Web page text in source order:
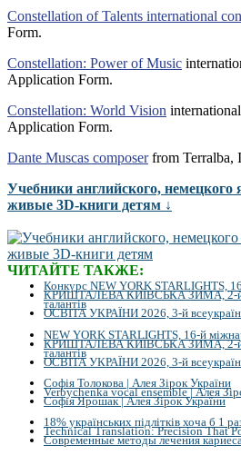
Constellation of Talents international
Form.
Constellation: Power of Music
Application Form.
Constellation: World Vision
Application Form.
Dante Muscas composerfrom Terralba,
Учебники английского, немецкого
живые 3D-книги детям ↓
ЧИТАЙТЕ ТАКЖЕ:
Конкурс NEW YORK STARLIGHTS,
КРИШТАЛЕВА КИЇВСЬКА ЗИМА, 2-й
талантів
ОСВІТА УКРАЇНИ 2026, 3-й
NEW YORK STARLIGHTS, 16-й
КРИШТАЛЕВА КИЇВСЬКА ЗИМА, 2-й
талантів
ОСВІТА УКРАЇНИ 2026, 3-й
Софія Толокова | Алея Зірок України
Verbychenka vocal ensemble | Алея
Софія Ярошак | Алея Зірок України
18% українських підлітків хоча б 1
Technical Translation: Precision That
Современные методы лечения